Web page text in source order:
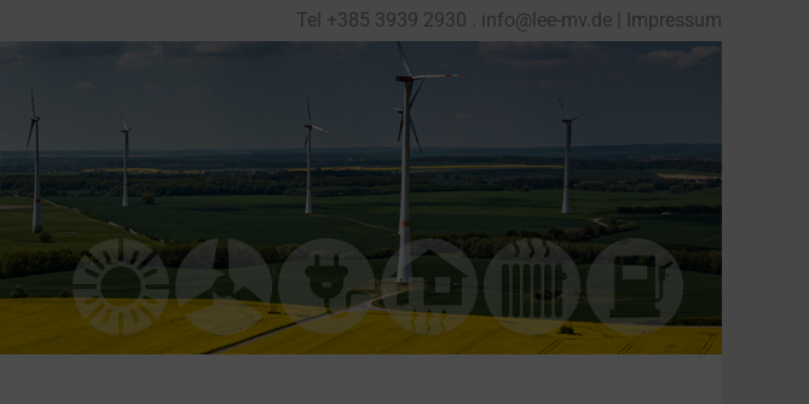
Tel +385 3939 2930 info@lee-mv.de Impressum